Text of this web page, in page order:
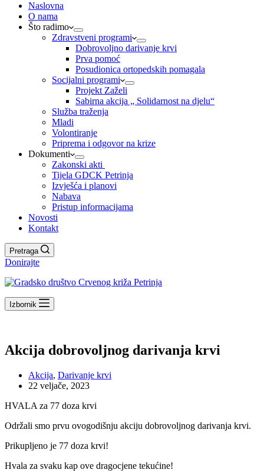
Naslovna
O nama
Što radimo
Zdravstveni programi
Dobrovoljno darivanje krvi
Prva pomoć
Posudionica ortopedskih pomagala
Socijalni programi
Projekt Zaželi
Sabirna akcija „ Solidarnost na djelu“
Služba traženja
Mladi
Volontiranje
Priprema i odgovor na krize
Dokumenti
Zakonski akti
Tijela GDCK Petrinja
Izvješća i planovi
Nabava
Pristup informacijama
Novosti
Kontakt
Pretraga
Donirajte
Izbornik
Akcija dobrovoljnog darivanja krvi
Akcija, Darivanje krvi
22 veljače, 2023
HVALA za 77 doza krvi
Održali smo prvu ovogodišnju akciju dobrovoljnog darivanja krvi.
Prikupljeno je 77 doza krvi!
Hvala za svaku kap ove dragocjene tekućine!